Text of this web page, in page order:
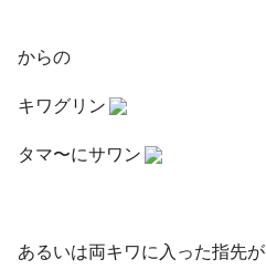
からの
キワグリン
タマ〜にサワン
あるいは両キワに入った指先が